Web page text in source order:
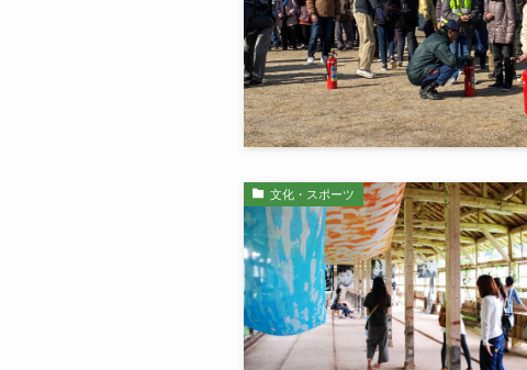
文化・スポーツ